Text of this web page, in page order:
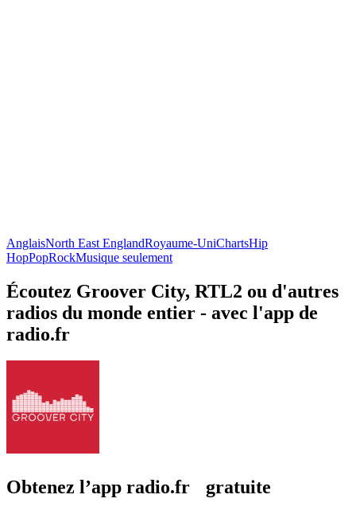
AnglaisNorth East EnglandRoyaume-UniChartsHip
HopPopRockMusique seulement
Écoutez Groover City, RTL2 ou d'autres
radios du monde entier - avec l'app de
radio.fr
Obtenez l’app radio.fr gratuite